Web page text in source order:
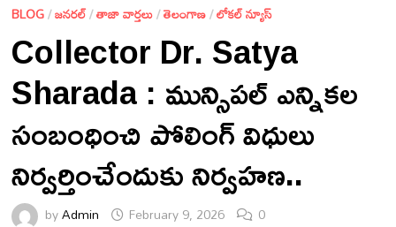
BLOG/జనరల్/తాజా వార్తలు/తెలంగాణ/లోకల్ న్యూస్
Collector Dr. Satya
Sharada : మున్సిపల్ ఎన్నికల
సంబంధించి పోలింగ్ విధులు
నిర్వర్తించేందుకు నిర్వహణ..
byAdmin February 9, 2026 0